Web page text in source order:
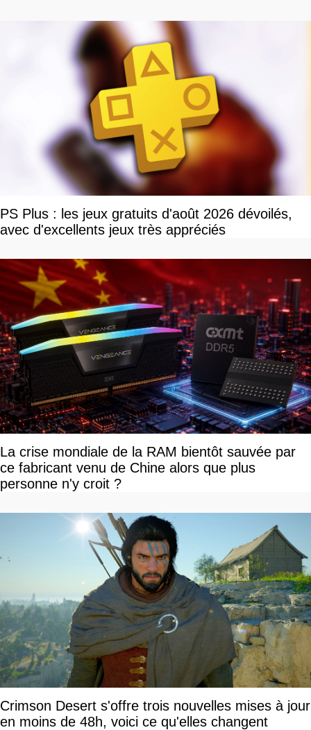
PS Plus : les jeux gratuits d'août 2026 dévoilés,
avec d'excellents jeux très appréciés
La crise mondiale de la RAM bientôt sauvée par
ce fabricant venu de Chine alors que plus
personne n'y croit ?
Crimson Desert s'offre trois nouvelles mises à jour
en moins de 48h, voici ce qu'elles changent